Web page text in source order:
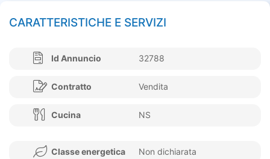
CARATTERISTICHE E SERVIZI
Id Annuncio 32788
Contratto Vendita
Cucina NS
Classe energetica Non dichiarata